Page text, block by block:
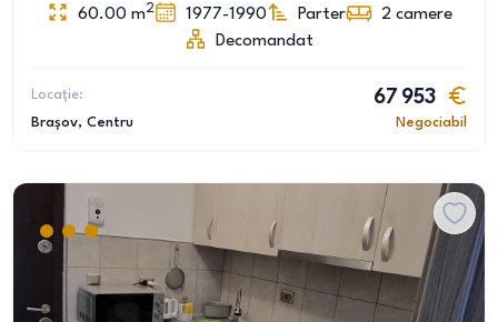
60.00 m2 1977-1990 Parter 2 camere
Decomandat
Locație:
Brașov, Centru
67 953
Negociabil